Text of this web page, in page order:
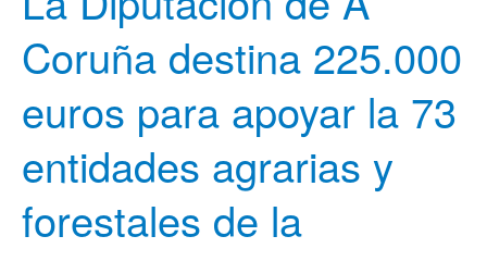
Coruña destina 225.000
euros para apoyar la 73
entidades agrarias y
forestales de la